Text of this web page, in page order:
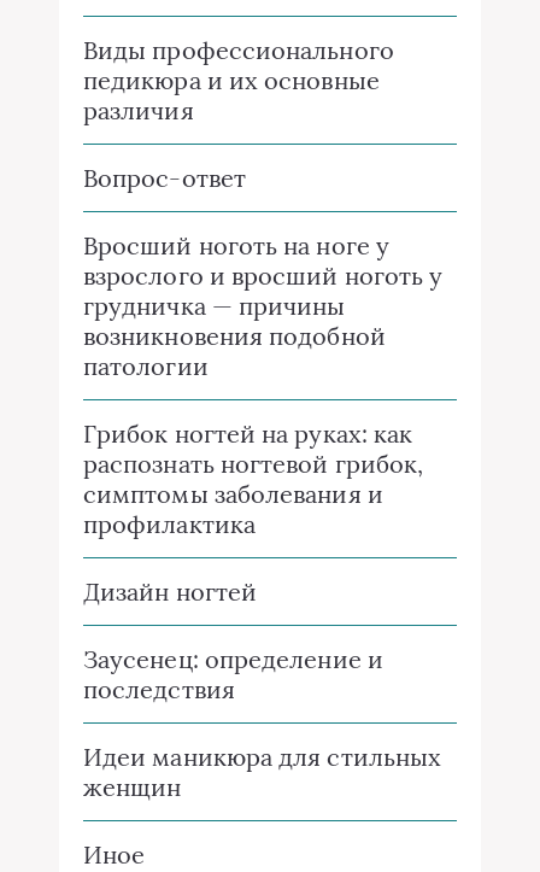
Виды профессионального
педикюра и их основные
различия
Вопрос-ответ
Вросший ноготь на ноге у
взрослого и вросший ноготь у
грудничка — причины
возникновения подобной
патологии
Грибок ногтей на руках: как
распознать ногтевой грибок,
симптомы заболевания и
профилактика
Дизайн ногтей
Заусенец: определение и
последствия
Идеи маникюра для стильных
женщин
Иное